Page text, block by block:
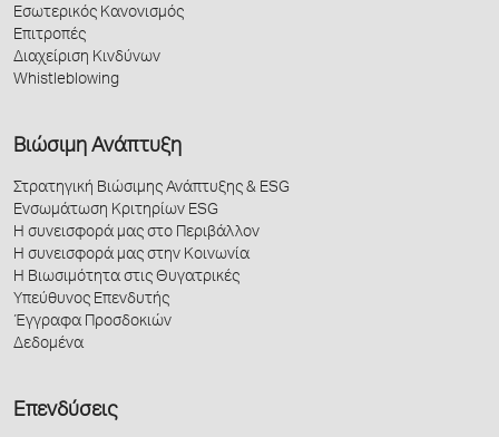
Εσωτερικός Κανονισμός
Επιτροπές
Διαχείριση Κινδύνων
Whistleblowing
Βιώσιμη Ανάπτυξη
Στρατηγική Βιώσιμης Ανάπτυξης & ESG
Ενσωμάτωση Κριτηρίων ESG
Η συνεισφορά μας στο Περιβάλλον
Η συνεισφορά μας στην Κοινωνία
Η Βιωσιμότητα στις Θυγατρικές
Υπεύθυνος Επενδυτής
Έγγραφα Προσδοκιών
Δεδομένα
Επενδύσεις